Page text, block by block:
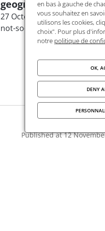
geography of waste
27 October | Cycle "Plastics:
not-so-fantastic poisons"
Published at12
en bas à gauche de
vous souhaitez en
utilisons les cookies,
choix". Pour plus
notre politique de
OK,
DENY